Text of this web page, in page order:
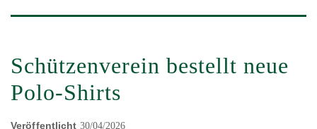
Schützenverein bestellt neue
Polo-Shirts
Veröffentlicht 30/04/2026